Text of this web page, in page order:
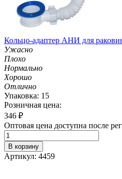
Кольцо-адаптер АНИ для
Ужасно
Плохо
Нормально
Хорошо
Отлично
Упаковка: 15
Розничная цена:
346 ₽
Оптовая цена доступна после
В корзину
Артикул: 4459